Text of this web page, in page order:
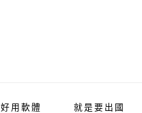
好用軟體 就是要出國